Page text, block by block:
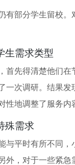
有部分学生留校
生需求类型
首先得清楚他们
一次调研。结果
性地调整了服务
殊需求
与平时有所不同
外，对于一些紧